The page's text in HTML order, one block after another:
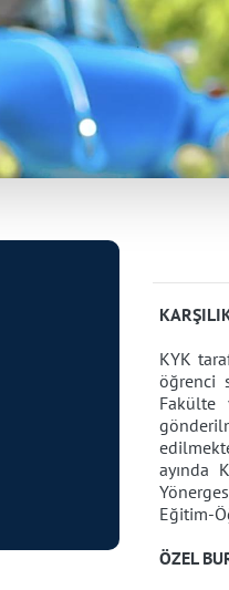
KYK
öğrenci
Fakülte
ayında
Eğitim-
ÖZEL